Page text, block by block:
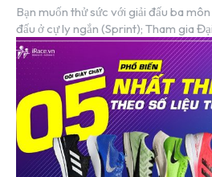
Bạn muốn thử sức với giải đấu ba
đấu ở cự ly ngắn (Sprint); Tham gia